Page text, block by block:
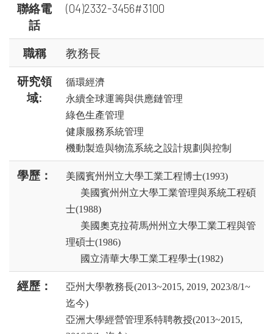
聯絡電
話
(04)2332-3456#3100
職稱
教務長
研究領
域:
循環經濟
永續全球運籌與供應鏈管理
綠色生產管理
健康服務系統管理
機動製造與物流系統之設計規劃與控制
學歷：
美國賓州州立大學工業工程博士(1993)
美國賓州州立大學工業管理與系統工程碩
士(1988)
美國奧克拉荷馬州州立大學工業工程與管
理碩士(1986)
國立清華大學工業工程學士(1982)
經歷：
亞州⼤學教務⾧(2013~2015, 2019, 2023/8/1~
迄今)
亞洲⼤學經營管理系特聘教授(2013~2015,